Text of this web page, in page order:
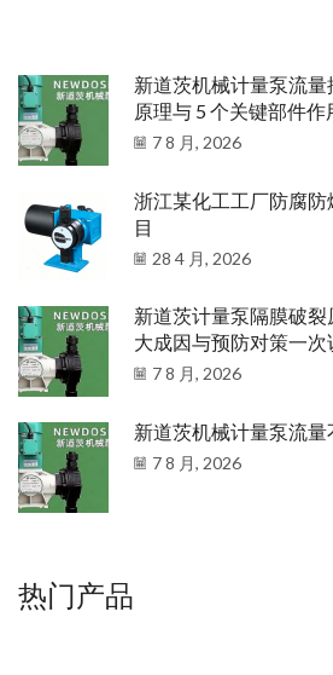
新道茨机械计量泵流
原理与 5 个关键部件作
7 8 月, 2026
浙江某化工工厂防腐
目
28 4 月, 2026
新道茨计量泵隔膜破
大成因与预防对策一次
7 8 月, 2026
新道茨机械计量泵流量
7 8 月, 2026
热门产品